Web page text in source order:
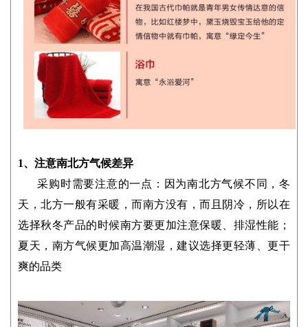
1、注意南北方气候差异
采购时需要注意的一点：因为南北方气候不同，冬
天，北方一般有采暖，而南方没有，而且阴冷，所以在
选择秋冬产品的时候南方要更加注意保暖、排湿性能；
夏天，南方气候更加高温潮湿，建议选择更轻薄、更干
爽的品类